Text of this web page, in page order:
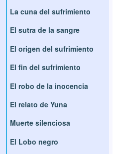
La cuna del sufrimiento
El sutra de la sangre
El origen del sufrimiento
El fin del sufrimiento
El robo de la inocencia
El relato de Yuna
Muerte silenciosa
El Lobo negro